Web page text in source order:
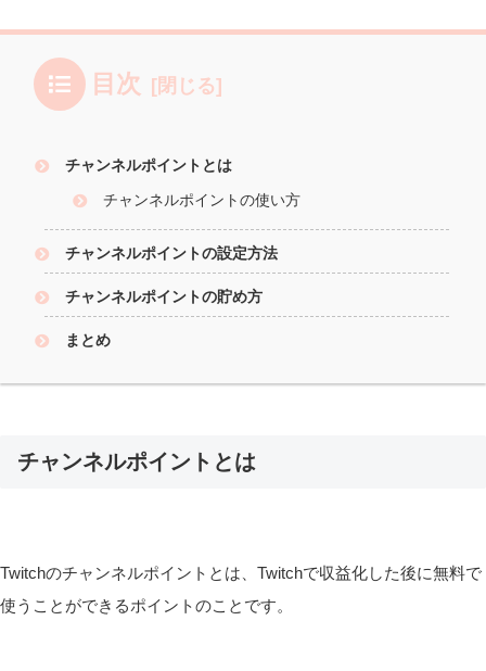
目次
チャンネルポイントとは
チャンネルポイントの使い方
チャンネルポイントの設定方法
チャンネルポイントの貯め方
まとめ
チャンネルポイントとは
Twitchのチャンネルポイントとは、Twitchで収益化した後に無料で
使うことができるポイントのことです。